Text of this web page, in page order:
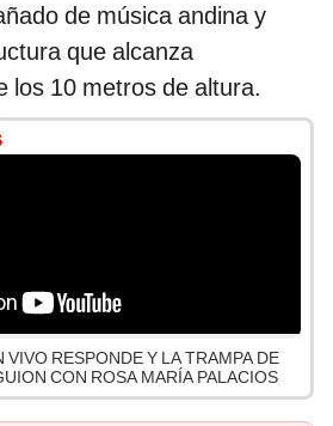
de música andina y
que alcanza
los 10 metros de altura.
VIVO RESPONDE Y LA TRAMPA DE
CON ROSA MARÍA PALACIOS